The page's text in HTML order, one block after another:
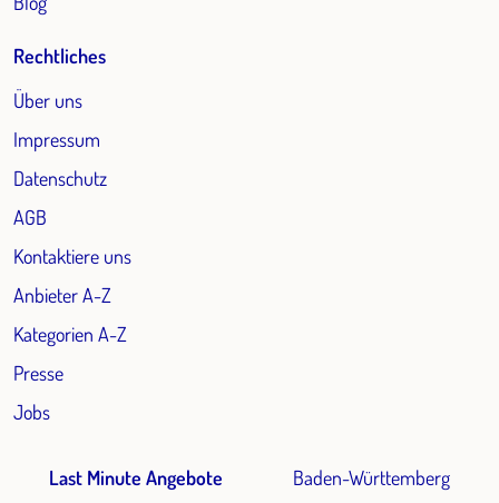
Rechtliches
Über uns
Impressum
Datenschutz
AGB
Kontaktiere uns
Anbieter A-Z
Kategorien A-Z
Presse
Jobs
Last Minute Angebote Baden-Württemberg